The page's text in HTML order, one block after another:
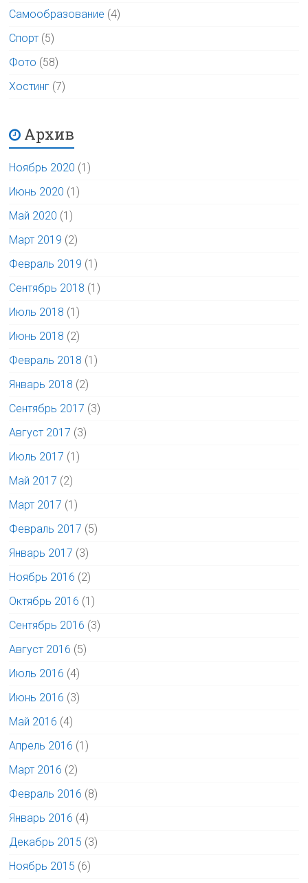
Самообразование (4)
Спорт (5)
Фото (58)
Хостинг (7)
Архив
Ноябрь 2020 (1)
Июнь 2020 (1)
Май 2020 (1)
Март 2019 (2)
Февраль 2019 (1)
Сентябрь 2018 (1)
Июль 2018 (1)
Июнь 2018 (2)
Февраль 2018 (1)
Январь 2018 (2)
Сентябрь 2017 (3)
Август 2017 (3)
Июль 2017 (1)
Май 2017 (2)
Март 2017 (1)
Февраль 2017 (5)
Январь 2017 (3)
Ноябрь 2016 (2)
Октябрь 2016 (1)
Сентябрь 2016 (3)
Август 2016 (5)
Июль 2016 (4)
Июнь 2016 (3)
Май 2016 (4)
Апрель 2016 (1)
Март 2016 (2)
Февраль 2016 (8)
Январь 2016 (4)
Декабрь 2015 (3)
Ноябрь 2015 (6)